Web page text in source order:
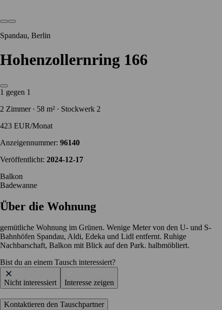
Spandau, Berlin
Hohenzollernring 166
1 gegen 1
2 Zimmer ∙ 58 m² ∙ Stockwerk 2
423 EUR/Monat
Anzeigennummer: 96140
Veröffentlicht: 2024-12-17
Balkon
Badewanne
Über die Wohnung
gemütliche Wohnung im Grünen. Wenige Meter von den U- und S-
Bahnhöfen Spandau, Aldi, Edeka und Lidl entfernt. Ruhige
Nachbarschaft, Balkon mit Blick auf den Park. halbmöbliert.
Bist du an einem Tausch interessiert?
Nicht interessiert Interesse zeigen
Kontaktieren den Tauschpartner